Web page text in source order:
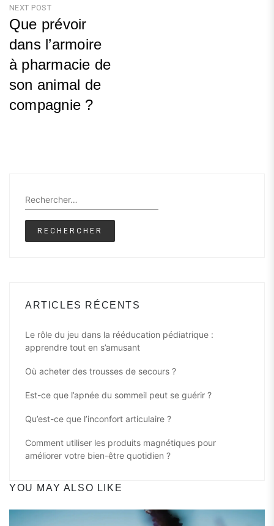
NEXT POST
Que prévoir
dans l’armoire
à pharmacie de
son animal de
compagnie ?
Rechercher :
ARTICLES RÉCENTS
Le rôle du jeu dans la rééducation pédiatrique :
apprendre tout en s’amusant
Où acheter des trousses de secours ?
Est-ce que l’apnée du sommeil peut se guérir ?
Qu’est-ce que l’inconfort articulaire ?
Comment utiliser les produits magnétiques pour
améliorer votre bien-être quotidien ?
YOU MAY ALSO LIKE